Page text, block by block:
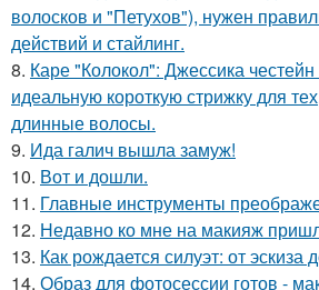
волосков и "Петухов"), нужен
действий и стайлинг.
8. Каре "Колокол": Джессика честейн
идеальную короткую стрижку для
длинные волосы.
9. Ида галич вышла замуж!
10. Вот и дошли.
11. Главные инструменты
12. Недавно ко мне на макияж
13. Как рождается силуэт: от эскиза
14. Образ для фотосессии готов -